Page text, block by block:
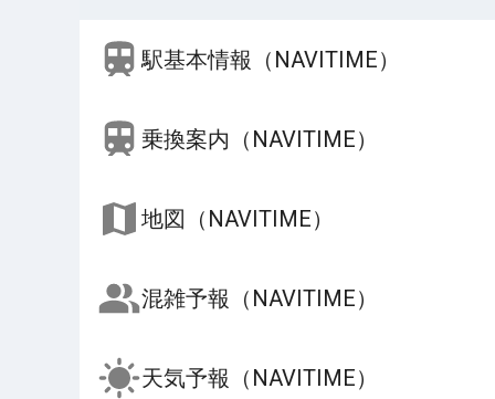
駅基本情報（NAVITIME）
乗換案内（NAVITIME）
地図（NAVITIME）
混雑予報（NAVITIME）
天気予報（NAVITIME）